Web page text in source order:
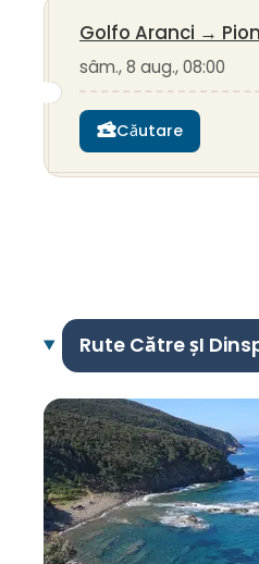
Golfo Aranci →
sâm., 8 aug., 08:00
Căutare
Rute Către șI